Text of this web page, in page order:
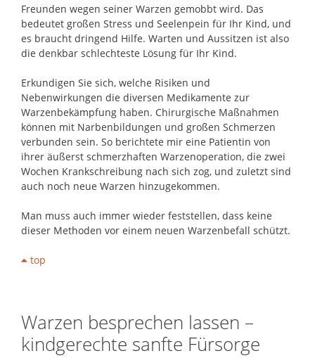
Freunden wegen seiner Warzen gemobbt wird. Das
bedeutet großen Stress und Seelenpein für Ihr Kind, und
es braucht dringend Hilfe. Warten und Aussitzen ist also
die denkbar schlechteste Lösung für Ihr Kind.
Erkundigen Sie sich, welche Risiken und
Nebenwirkungen die diversen Medikamente zur
Warzenbekämpfung haben. Chirurgische Maßnahmen
können mit Narbenbildungen und großen Schmerzen
verbunden sein. So berichtete mir eine Patientin von
ihrer äußerst schmerzhaften Warzenoperation, die zwei
Wochen Krankschreibung nach sich zog, und zuletzt sind
auch noch neue Warzen hinzugekommen.
Man muss auch immer wieder feststellen, dass keine
dieser Methoden vor einem neuen Warzenbefall schützt.
top
Warzen besprechen lassen –
kindgerechte sanfte Fürsorge